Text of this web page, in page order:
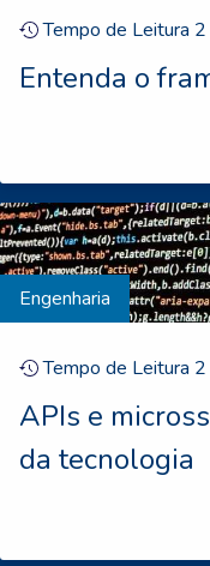
Tempo de Leitura 2
Entenda o
Engenharia
Tempo de Leitura 2
APIs e
da tecnologia